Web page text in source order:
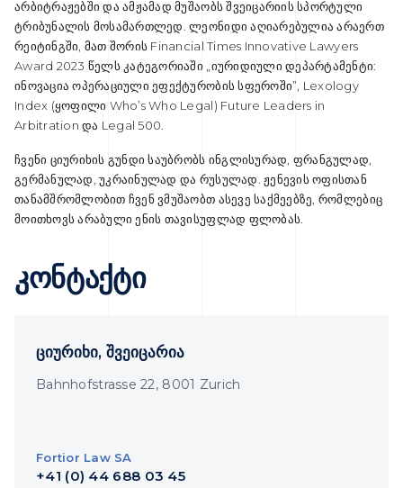
არბიტრაჟებში და ამჟამად მუშაობს შვეიცარიის სპორტული
ტრიბუნალის მოსამართლედ. ლეონიდი აღიარებულია არაერთ
რეიტინგში, მათ შორის Financial Times Innovative Lawyers
Award 2023 წელს კატეგორიაში „იურიდიული დეპარტამენტი:
ინოვაცია ოპერაციული ეფექტურობის სფეროში”, Lexology
Index (ყოფილი Who’s Who Legal) Future Leaders in
Arbitration და Legal 500.
ჩვენი ციურიხის გუნდი საუბრობს ინგლისურად, ფრანგულად,
გერმანულად, უკრაინულად და რუსულად. ჟენევის ოფისთან
თანამშრომლობით ჩვენ ვმუშაობთ ასევე საქმეებზე, რომლებიც
მოითხოვს არაბული ენის თავისუფლად ფლობას.
კონტაქტი
ციურიხი, შვეიცარია
Bahnhofstrasse 22, 8001 Zurich
Fortior Law SA
+41 (0) 44 688 03 45